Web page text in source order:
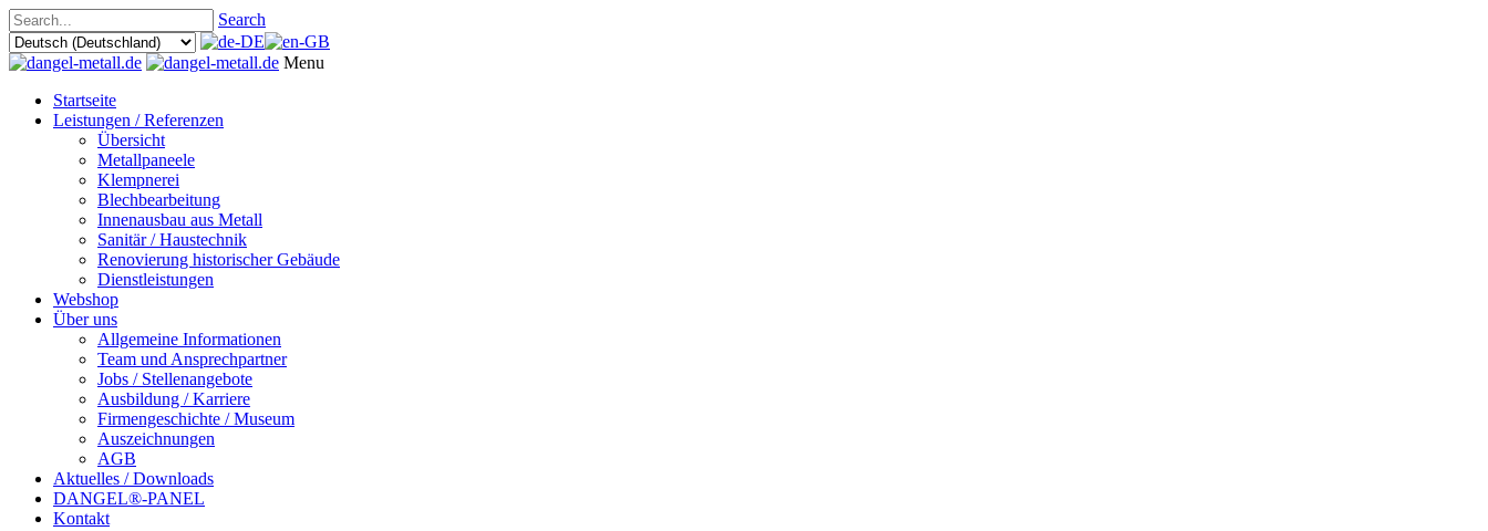
Search
Menu
Startseite
Leistungen / Referenzen
Übersicht
Metallpaneele
Klempnerei
Blechbearbeitung
Innenausbau aus Metall
Sanitär / Haustechnik
Renovierung historischer Gebäude
Dienstleistungen
Webshop
Über uns
Allgemeine Informationen
Team und Ansprechpartner
Jobs / Stellenangebote
Ausbildung / Karriere
Firmengeschichte / Museum
Auszeichnungen
AGB
Aktuelles / Downloads
DANGEL®-PANEL
Kontakt